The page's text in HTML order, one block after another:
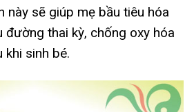
này sẽ giúp mẹ bầu tiêu hóa
đường thai kỳ, chống oxy hóa
khi sinh bé.